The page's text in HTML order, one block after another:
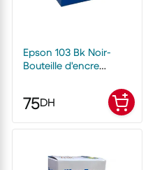
Epson 103 Bk Noir-
Bouteille d'encre
75DH